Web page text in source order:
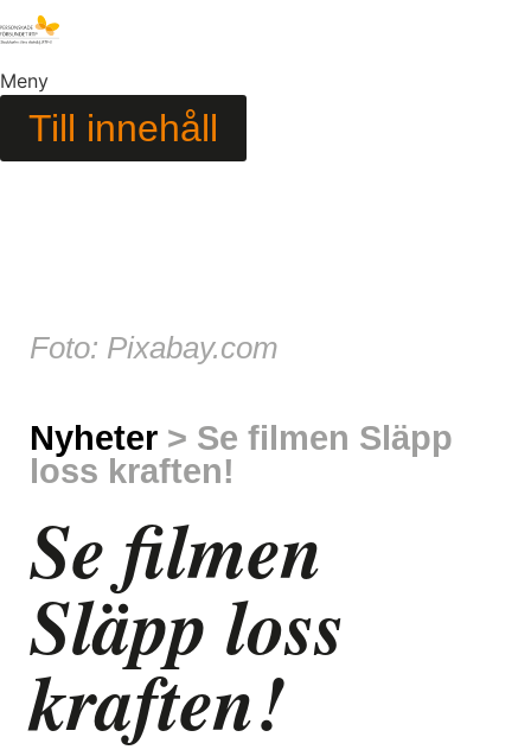
Meny
Till innehåll
Foto: Pixabay.com
Nyheter > Se filmen Släpp
loss kraften!
Se filmen
Släpp loss
kraften!